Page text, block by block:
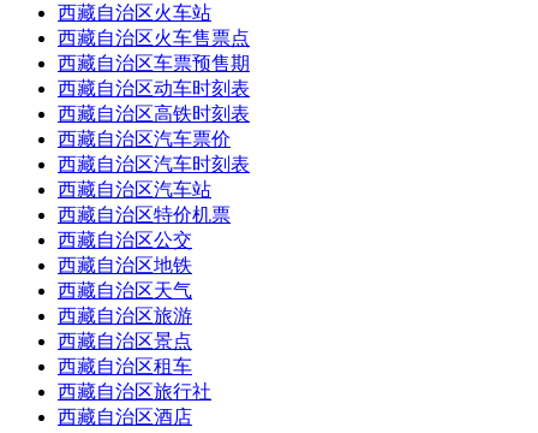
西藏自治区火车站
西藏自治区火车售票点
西藏自治区车票预售期
西藏自治区动车时刻表
西藏自治区高铁时刻表
西藏自治区汽车票价
西藏自治区汽车时刻表
西藏自治区汽车站
西藏自治区特价机票
西藏自治区公交
西藏自治区地铁
西藏自治区天气
西藏自治区旅游
西藏自治区景点
西藏自治区租车
西藏自治区旅行社
西藏自治区酒店